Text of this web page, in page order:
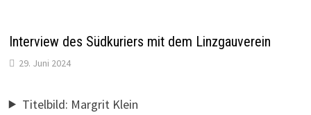
Interview des Südkuriers mit dem Linzgauverein
29. Juni 2024
Titelbild: Margrit Klein